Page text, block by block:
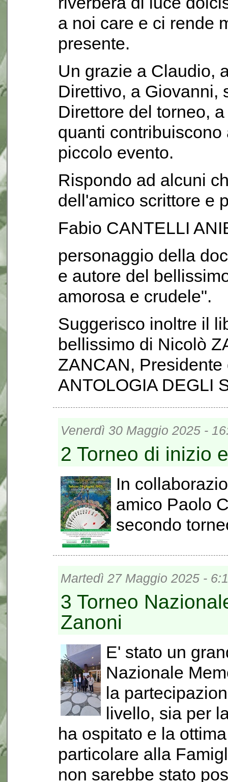
a noi care e ci rende
presente.
Un grazie a Claudio,
Direttivo, a Giovanni,
Direttore del torneo,
quanti
piccolo evento.
Rispondo ad alcuni
dell'amico scrittore e
Fabio CANTELLI
personaggio della
e autore del
amorosa e crudele".
Suggerisco inoltre il
bellissimo di Nicolò
ZANCAN,
ANTOLOGIA DEGLI
Venerdì 30 Maggio 2025 -
2 Torneo di inizio
In
amico Paolo
secondo
Martedì 27 Maggio 2025 -
3 Torneo
Zanoni
E' stato un
Nazionale
la
livello, sia per
ha ospitato e la
particolare alla
non sarebbe stato